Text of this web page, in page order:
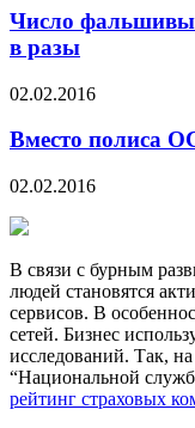
Число
в разы
02.02.2016
Вместо полиса
02.02.2016
В связи с бурным
людей становятся
сервисов. В
сетей. Бизнес
исследований. Так,
“Национальной
рейтинг страховых